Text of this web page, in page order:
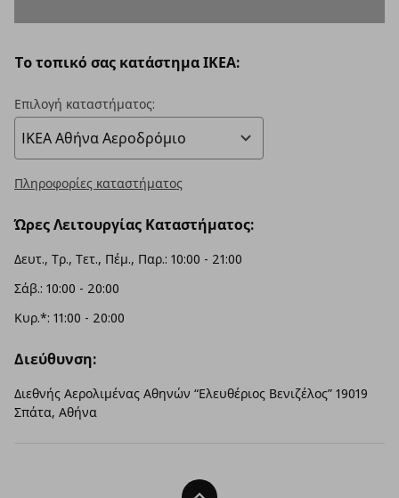
To τοπικό σας κατάστημα ΙΚΕΑ:
Επιλογή καταστήματος:
Πληροφορίες καταστήματος
Ώρες Λειτουργίας Καταστήματος:
Δευτ., Τρ., Τετ., Πέμ., Παρ.: 10:00 - 21:00
Σάβ.: 10:00 - 20:00
Κυρ.*: 11:00 - 20:00
Διεύθυνση:
Διεθνής Αερολιμένας Αθηνών “Ελευθέριος Βενιζέλος” 19019
Σπάτα, Αθήνα